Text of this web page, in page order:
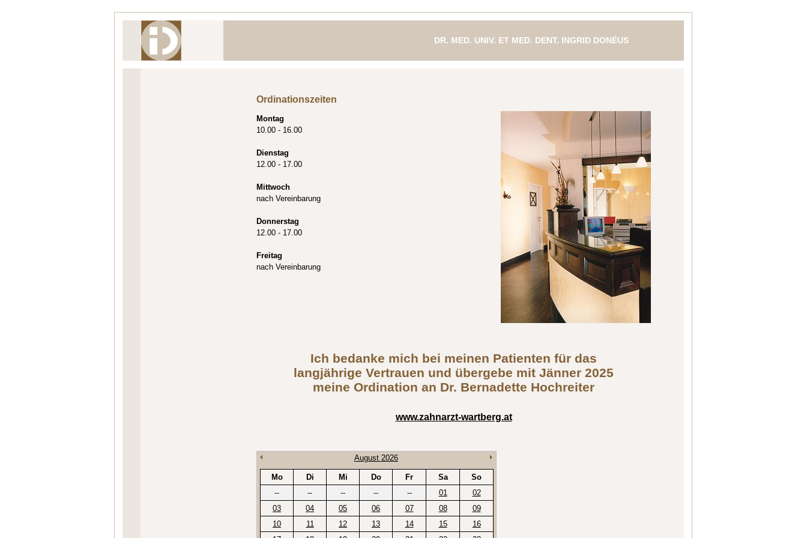
DR. MED. UNIV. ET MED. DENT. INGRID DONÉUS
Ordinationszeiten
Montag
10.00 - 16.00
Dienstag
12.00 - 17.00
Mittwoch
nach Vereinbarung
Donnerstag
12.00 - 17.00
Freitag
nach Vereinbarung
Ich bedanke mich bei meinen Patienten für das
langjährige Vertrauen und übergebe mit Jänner 2025
meine Ordination an Dr. Bernadette Hochreiter
www.zahnarzt-wartberg.at
August 2026
Mo Di Mi Do Fr Sa
So
--
-- -- -- -- 01
02
03
04 05 06 07 08
09
10
11 12 13 14 15
16